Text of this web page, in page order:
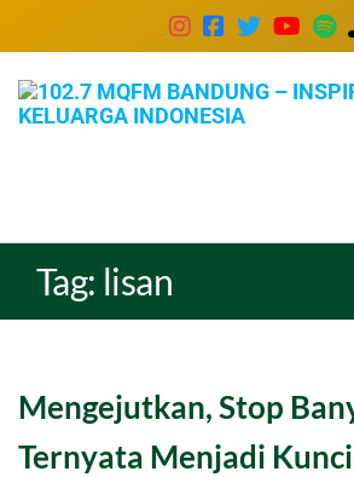
Tag: lisan
Mengejutkan, Stop
Ternyata Menjadi